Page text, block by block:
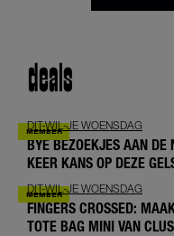
deals
DIT-WIL-JE WOENSDAG
BYE BEZOEKJES AAN DE
KEER KANS OP DEZE
DIT-WIL-JE WOENSDAG
FINGERS CROSSED:
TOTE BAG MINI VAN